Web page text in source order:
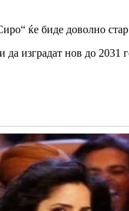
ќе биде доволно
изградат нов до 2031